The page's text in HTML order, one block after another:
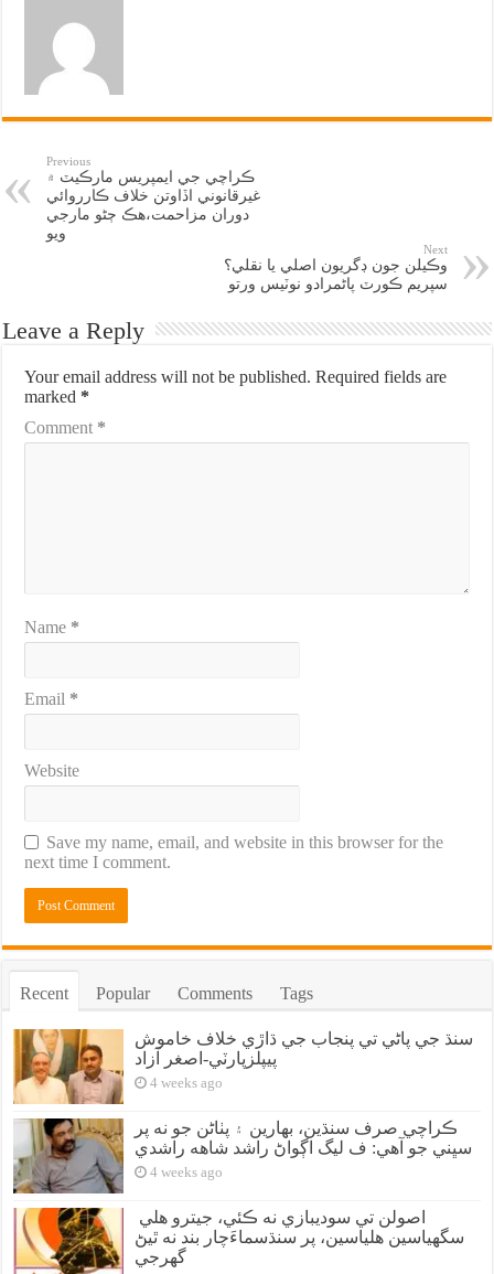
Previous
ڪراچي جي ايمپريس مارڪيٽ ۾
غيرقانوني اڏاوتن خلاف ڪارروائي
دوران مزاحمت،هڪ ڄڻو مارجي
ويو
Next
وڪيلن جون ڊگريون اصلي يا نقلي؟
سپريم ڪورٽ پاڻمرادو نوٽيس ورتو
Leave a Reply
Your email address will not be published. Required fields are
marked *
Comment *
Name *
Email *
Website
Save my name, email, and website in this browser for the
next time I comment.
Recent Popular Comments Tags
سنڌ جي پاڻي تي پنجاب جي ڌاڙي خلاف خاموش
پيپلزپارٽي-اصغر آزاد
4 weeks ago
ڪراچي صرف سنڌين، بهارين ۽ پٺاڻن جو نه پر
سڀني جو آهي: ف ليگ اڳواڻ راشد شاهه راشدي
4 weeks ago
سگهياسين هلياسين، پر سنڌسماءَچار بند نه ٿيڻ
گهرجي